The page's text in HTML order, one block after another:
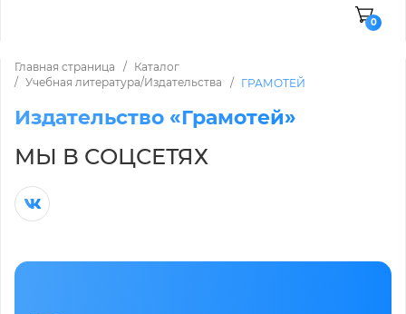
0
Главная страница
Каталог
Учебная литература/Издательства
ГРАМОТЕЙ
Издательство «Грамотей»
МЫ В СОЦСЕТЯХ